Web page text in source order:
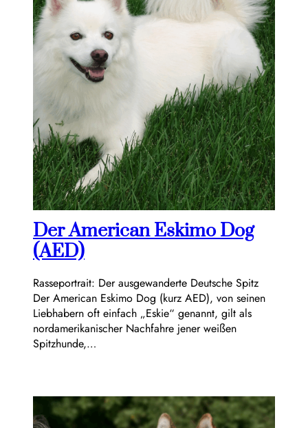
Der American Eskimo Dog
(AED)
Rasseportrait: Der ausgewanderte Deutsche Spitz
Der American Eskimo Dog (kurz AED), von seinen
Liebhabern oft einfach „Eskie“ genannt, gilt als
nordamerikanischer Nachfahre jener weißen
Spitzhunde,…